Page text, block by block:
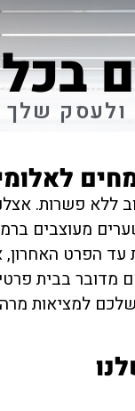
ולעסק שלך
ללא פשרות.
מעוצבים
עד הפרט
מדובר בבית
למציאות